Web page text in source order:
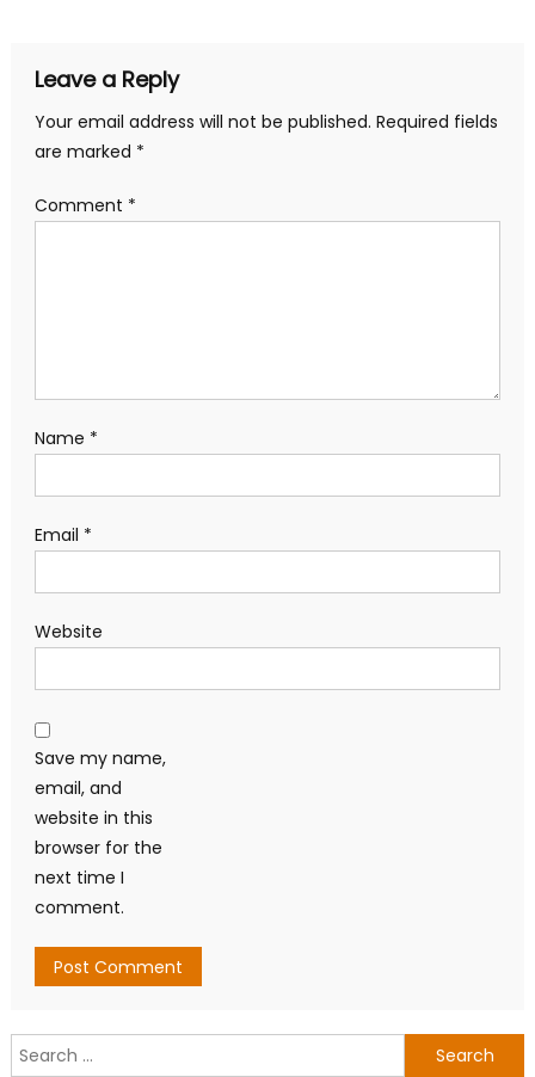
Leave a Reply
Your email address will not be published. Required fields
are marked *
Comment *
Name *
Email *
Website
Save my name,
email, and
website in this
browser for the
next time I
comment.
Search